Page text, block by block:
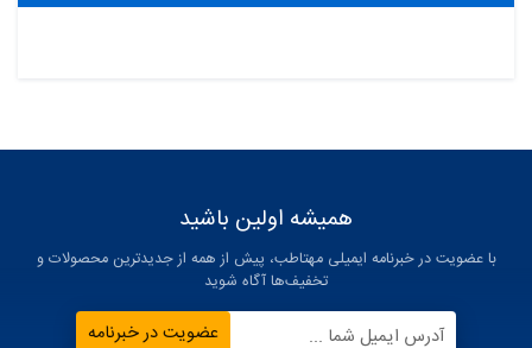
همیشه اولین باشید
با عضویت در خبرنامه ایمیلی مهتاطب، پیش از همه از جدیدترین محصولات و
تخفیف‌ها آگاه شوید
آدرس ایمیل شما ... عضویت در خبرنامه